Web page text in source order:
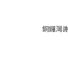
銅鑼灣